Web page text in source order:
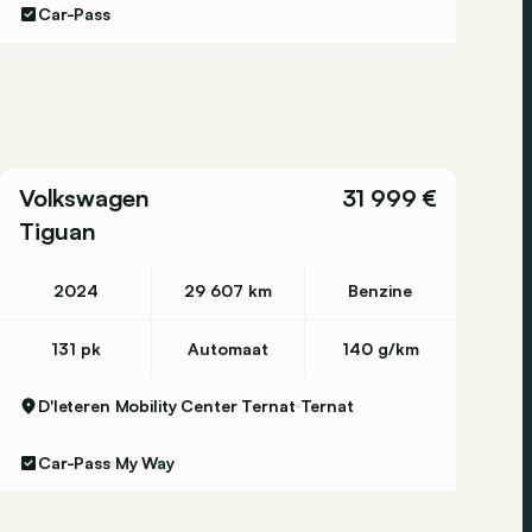
Car-Pass
Volkswagen
Tiguan
31 999 €
2024 29 607 km Benzine
131 pk Automaat 140 g/km
D'Ieteren Mobility Center Ternat Ternat
Car-Pass My Way